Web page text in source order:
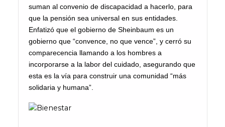
suman al convenio de discapacidad a hacerlo, para
que la pensión sea universal en sus entidades.
Enfatizó que el gobierno de Sheinbaum es un
gobierno que “convence, no que vence”, y cerró su
comparecencia llamando a los hombres a
incorporarse a la labor del cuidado, asegurando que
esta es la vía para construir una comunidad “más
solidaria y humana”.